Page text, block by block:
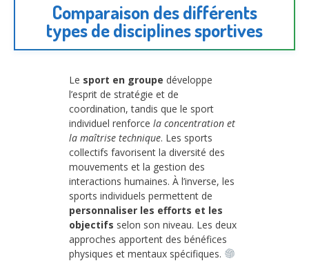
Comparaison des différents
types de disciplines sportives
Le sport en groupe développe
l’esprit de stratégie et de
coordination, tandis que le sport
individuel renforce la concentration et
la maîtrise technique. Les sports
collectifs favorisent la diversité des
mouvements et la gestion des
interactions humaines. À l’inverse, les
sports individuels permettent de
personnaliser les efforts et les
objectifs selon son niveau. Les deux
approches apportent des bénéfices
physiques et mentaux spécifiques.